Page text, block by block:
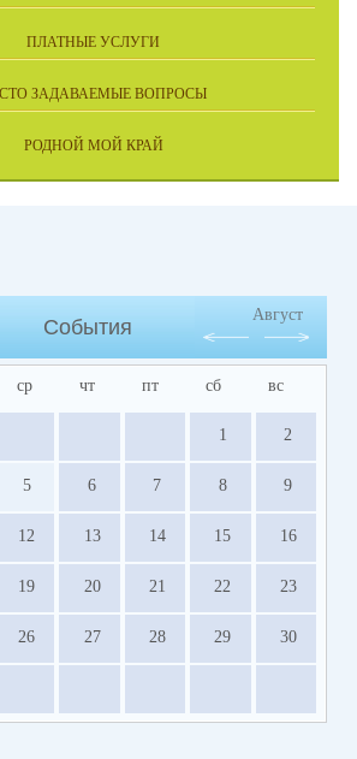
ПЛАТНЫЕ УСЛУГИ
ЗАДАВАЕМЫЕ ВОПРОСЫ
РОДНОЙ МОЙ КРАЙ
События
Август
ср чт пт сб вс
1 2
5 6 7 8 9
12 13 14 15 16
19 20 21 22 23
26 27 28 29 30